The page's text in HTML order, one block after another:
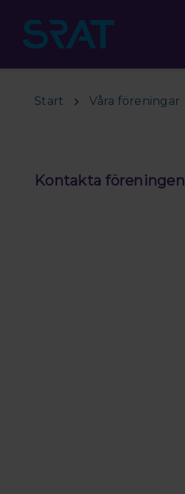
Start Våra föreningar
Kontakta föreningen